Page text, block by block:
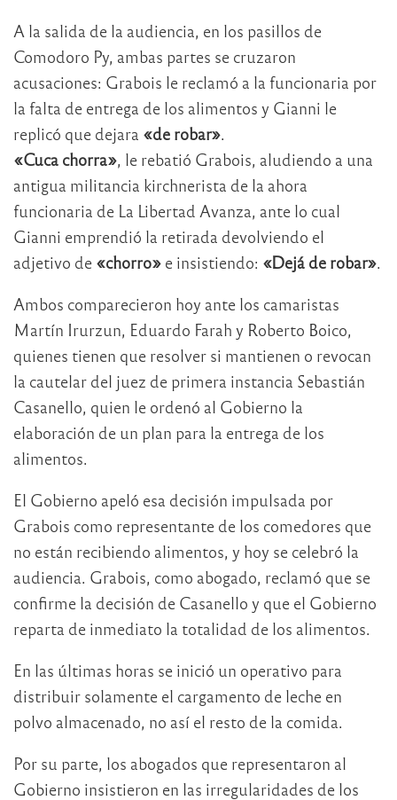
A la salida de la audiencia, en los pasillos de
Comodoro Py, ambas partes se cruzaron
acusaciones: Grabois le reclamó a la funcionaria por
la falta de entrega de los alimentos y Gianni le
replicó que dejara «de robar».
«Cuca chorra», le rebatió Grabois, aludiendo a una
antigua militancia kirchnerista de la ahora
funcionaria de La Libertad Avanza, ante lo cual
Gianni emprendió la retirada devolviendo el
adjetivo de «chorro» e insistiendo: «Dejá de robar».
Ambos comparecieron hoy ante los camaristas
Martín Irurzun, Eduardo Farah y Roberto Boico,
quienes tienen que resolver si mantienen o revocan
la cautelar del juez de primera instancia Sebastián
Casanello, quien le ordenó al Gobierno la
elaboración de un plan para la entrega de los
alimentos.
El Gobierno apeló esa decisión impulsada por
Grabois como representante de los comedores que
no están recibiendo alimentos, y hoy se celebró la
audiencia. Grabois, como abogado, reclamó que se
confirme la decisión de Casanello y que el Gobierno
reparta de inmediato la totalidad de los alimentos.
En las últimas horas se inició un operativo para
distribuir solamente el cargamento de leche en
polvo almacenado, no así el resto de la comida.
Por su parte, los abogados que representaron al
Gobierno insistieron en las irregularidades de los